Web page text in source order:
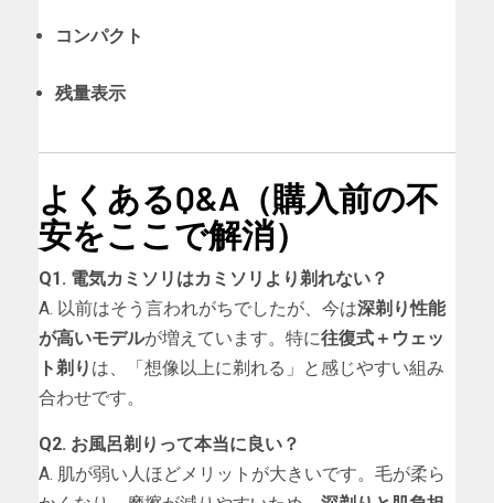
コンパクト
残量表示
よくあるQ&A（購入前の不
安をここで解消）
Q1. 電気カミソリはカミソリより剃れない？
A. 以前はそう言われがちでしたが、今は深剃り性能
が高いモデルが増えています。特に往復式＋ウェッ
ト剃り は、「想像以上に剃れる」と感じやすい組み
合わせです。
Q2. お風呂剃りって本当に良い？
A. 肌が弱い人ほどメリットが大きいです。毛が柔ら